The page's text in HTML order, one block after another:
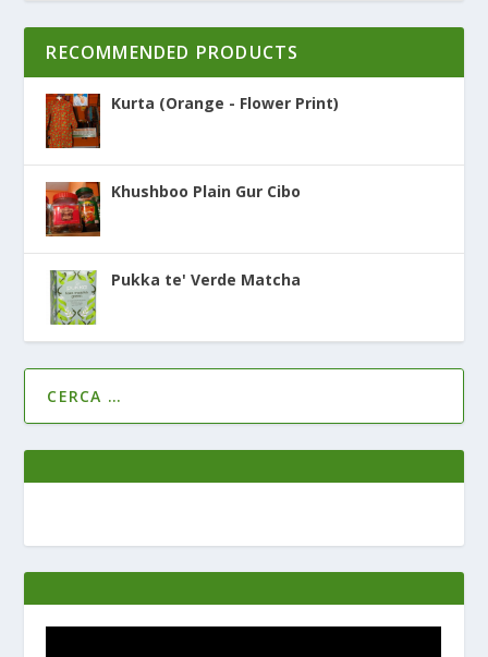
RECOMMENDED PRODUCTS
Kurta (Orange - Flower Print)
Khushboo Plain Gur Cibo
Pukka te' Verde Matcha